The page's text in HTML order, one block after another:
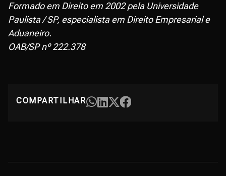
Formado em Direito em 2002 pela Universidade
Paulista / SP, especialista em Direito Empresarial e
Aduaneiro.
OAB/SP nº 222.378
COMPARTILHAR